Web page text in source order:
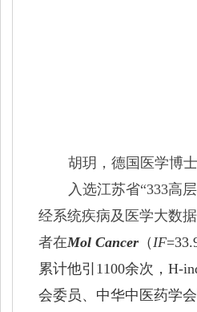
胡玥，德国医学博
入选江苏省“333高
经系统疾病及医学大数据
者在Mol Cancer（IF
累计他引1100余次，H-
会委员、中华中医药学